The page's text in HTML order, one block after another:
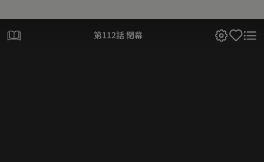
第112話 閉幕